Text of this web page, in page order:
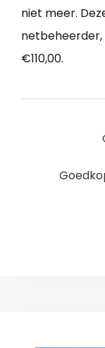
niet meer.
netbeheerder,
€110,00.